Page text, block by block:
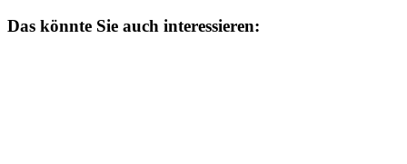
Das könnte Sie auch interessieren: